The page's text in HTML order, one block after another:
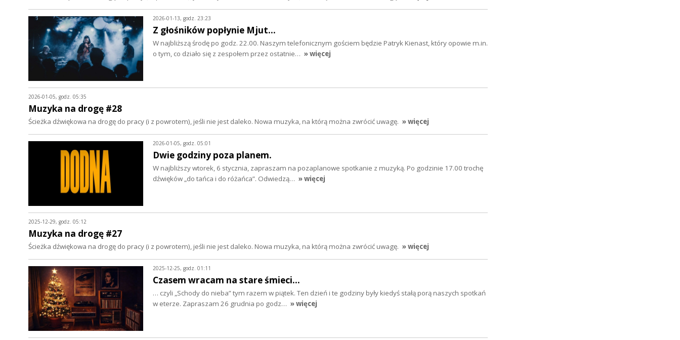
2026-01-13, godz. 23:23
Z głośników popłynie Mjut...
W najbliższą środę po godz. 22.00. Naszym telefonicznym gościem będzie Patryk Kienast, który opowie m.in.
o tym, co działo się z zespołem przez ostatnie… » więcej
2026-01-05, godz. 05:35
Muzyka na drogę #28
Ścieżka dźwiękowa na drogę do pracy (i z powrotem), jeśli nie jest daleko. Nowa muzyka, na którą można zwrócić uwagę. » więcej
2026-01-05, godz. 05:01
Dwie godziny poza planem.
W najbliższy wtorek, 6 stycznia, zapraszam na pozaplanowe spotkanie z muzyką. Po godzinie 17.00 trochę
dźwięków „do tańca i do różańca”. Odwiedzą… » więcej
2025-12-29, godz. 05:12
Muzyka na drogę #27
Ścieżka dźwiękowa na drogę do pracy (i z powrotem), jeśli nie jest daleko. Nowa muzyka, na którą można zwrócić uwagę. » więcej
2025-12-25, godz. 01:11
Czasem wracam na stare śmieci...
… czyli „Schody do nieba” tym razem w piątek. Ten dzień i te godziny były kiedyś stałą porą naszych spotkań
w eterze. Zapraszam 26 grudnia po godz… » więcej